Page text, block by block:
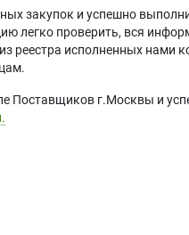
закупок и успешно
легко проверить, вся
реестра исполненных нами
Поставщиков г.Москвы и